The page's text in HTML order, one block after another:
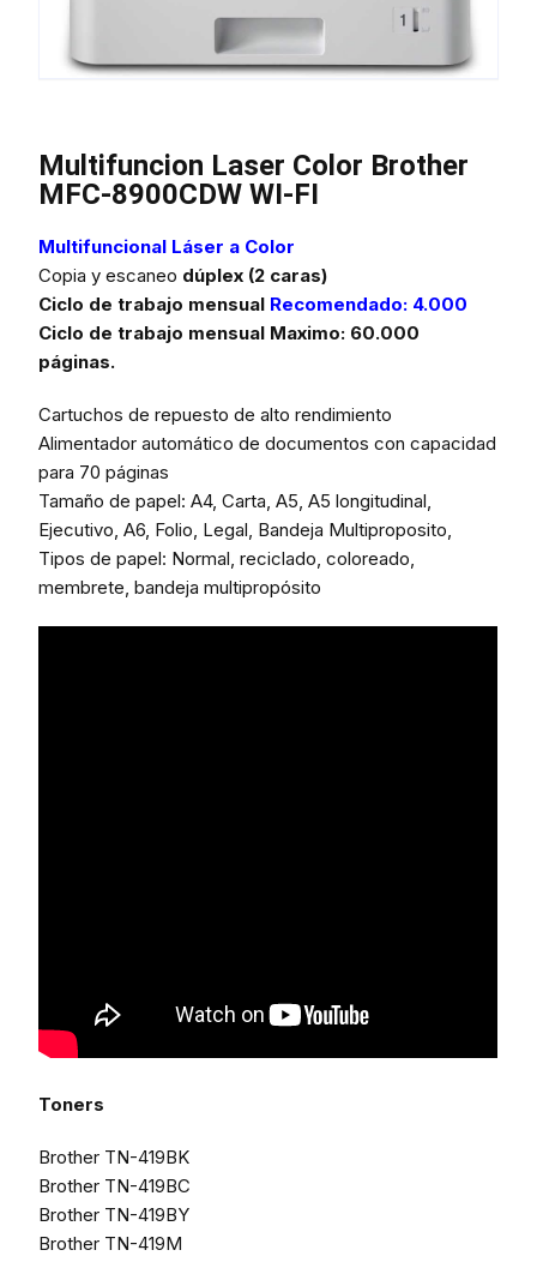
Multifuncion Laser Color Brother
MFC-8900CDW WI-FI
Multifuncional Láser a Color
Copia y escaneo dúplex (2 caras)
Ciclo de trabajo mensual Recomendado: 4.000
Ciclo de trabajo mensual Maximo: 60.000
páginas.
Cartuchos de repuesto de alto rendimiento
Alimentador automático de documentos con capacidad
para 70 páginas
Tamaño de papel: A4, Carta, A5, A5 longitudinal,
Ejecutivo, A6, Folio, Legal, Bandeja Multiproposito,
Tipos de papel: Normal, reciclado, coloreado,
membrete, bandeja multipropósito
Toners
Brother TN-419BK
Brother TN-419BC
Brother TN-419BY
Brother TN-419M